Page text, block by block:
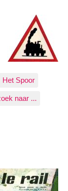
Het Spoor
naar ...